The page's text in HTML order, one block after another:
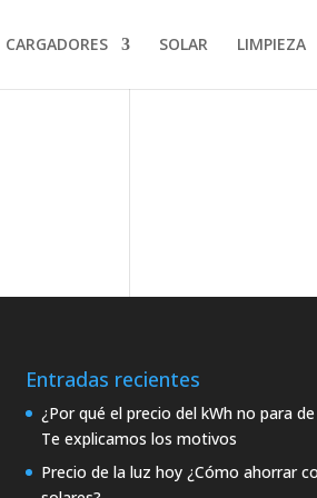
CARGADORES SOLAR LIMPIEZA
Entradas recientes
¿Por qué el precio del kWh no para
Te explicamos los motivos
Precio de la luz hoy ¿Cómo ahorrar